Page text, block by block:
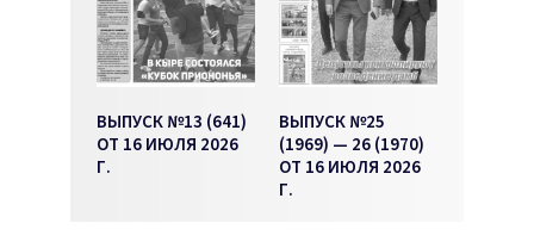
ВЫПУСК №13 (641)
ОТ 16 ИЮЛЯ 2026
Г.
ВЫПУСК №25
(1969) — 26 (1970)
ОТ 16 ИЮЛЯ 2026
Г.